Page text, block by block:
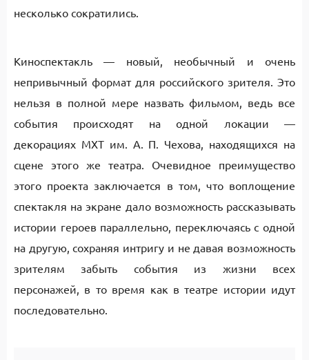
несколько сократились.
Киноспектакль — новый, необычный и очень
непривычный формат для российского зрителя. Это
нельзя в полной мере назвать фильмом, ведь все
события происходят на одной локации —
декорациях МХТ им. А. П. Чехова, находящихся на
сцене этого же театра. Очевидное преимущество
этого проекта заключается в том, что воплощение
спектакля на экране дало возможность рассказывать
истории героев параллельно, переключаясь с одной
на другую, сохраняя интригу и не давая возможность
зрителям забыть события из жизни всех
персонажей, в то время как в театре истории идут
последовательно.